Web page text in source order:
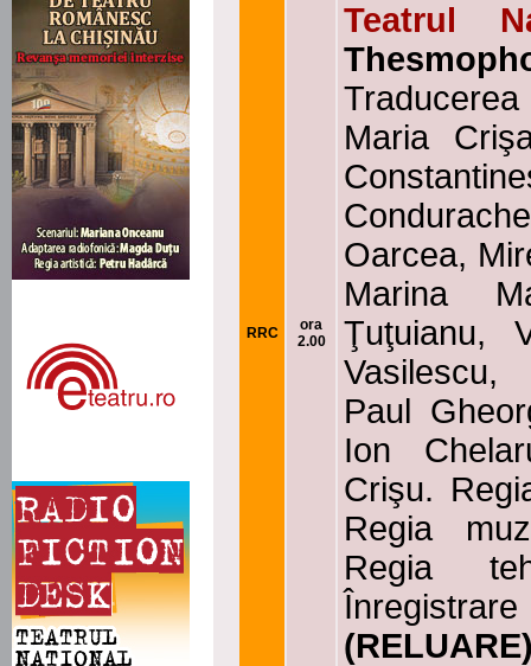
RRC
ora
2.00
Teatrul
Maria
Oarcea,
Marina
Ţuţuianu,
Vasilescu,
Paul
Ion
Crişu.
Regia
Regia